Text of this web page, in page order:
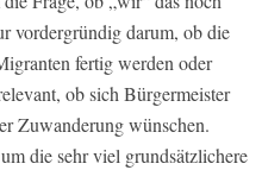
vordergründig darum, ob die
fertig werden oder
ob sich Bürgermeister
Zuwanderung wünschen.
die sehr viel grundsätzlichere